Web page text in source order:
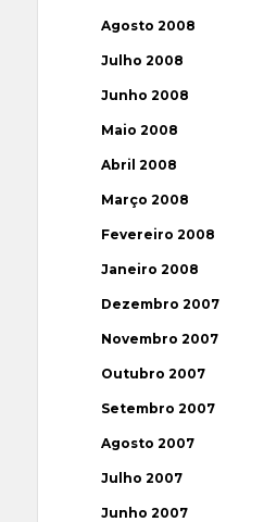
Agosto 2008
Julho 2008
Junho 2008
Maio 2008
Abril 2008
Março 2008
Fevereiro 2008
Janeiro 2008
Dezembro 2007
Novembro 2007
Outubro 2007
Setembro 2007
Agosto 2007
Julho 2007
Junho 2007